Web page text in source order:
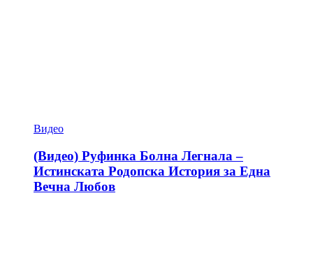
Видео
(Видео) Руфинка Болна Легнала –
Истинската Родопска История за Една
Вечна Любов